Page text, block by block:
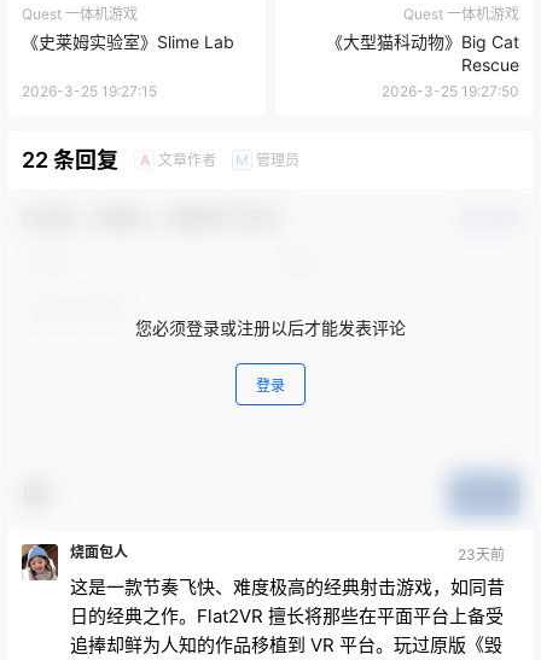
22 条回复
确认修改
日的经典之作。Flat2VR 擅长将那些在平面平台上备受
灭战士》或《雷神之锤》的玩家应该对这款游戏有所了
解。探索地图，寻找钥匙以解锁更多区域，同时使用各
种武器与恶魔战斗。但这不仅仅是简单的平面到 VR 的
移植。Team Beef 在《Wraith》的核心基础上，加入
了全新的滑铲和子弹时间机制。此外，还加入了近战武